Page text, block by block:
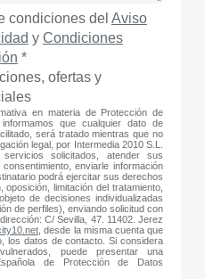
condiciones del Aviso
y Condiciones
*
ofertas y
en materia de Protección de
que cualquier dato de
será tratado mientras que no
legal, por Intermedia 2010 S.L.
solicitados, atender sus
enviarle información
podrá ejercitar sus derechos
limitación del tratamiento,
de decisiones individualizadas
de perfiles), enviando solicitud con
C/ Sevilla, 47. 11402. Jerez
, desde la misma cuenta que
los datos de contacto. Si considera
puede presentar una
de Protección de Datos